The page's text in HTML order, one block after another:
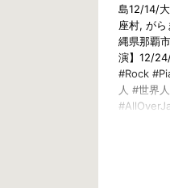
島12/14/
座村, が
縄県那覇
演】12/
#Rock
人 #世界